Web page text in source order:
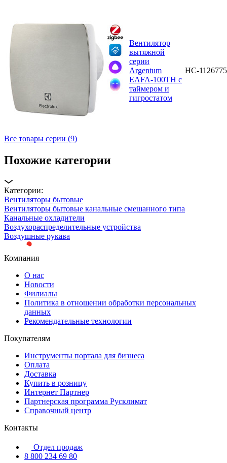
Вентилятор
вытяжной
серии
Argentum
EAFA-100TH с
таймером и
гигростатом
НС-1126775
Все товары серии (9)
Похожие категории
Категории:
Вентиляторы бытовые
Вентиляторы бытовые канальные смешанного типа
Канальные охладители
Воздухораспределительные устройства
Воздушные рукава
Компания
О нас
Новости
Филиалы
Политика в отношении обработки персональных
данных
Рекомендательные технологии
Покупателям
Инструменты портала для бизнеса
Оплата
Доставка
Купить в розницу
Интернет Партнер
Партнерская программа Русклимат
Справочный центр
Контакты
Отдел продаж
8 800 234 69 80